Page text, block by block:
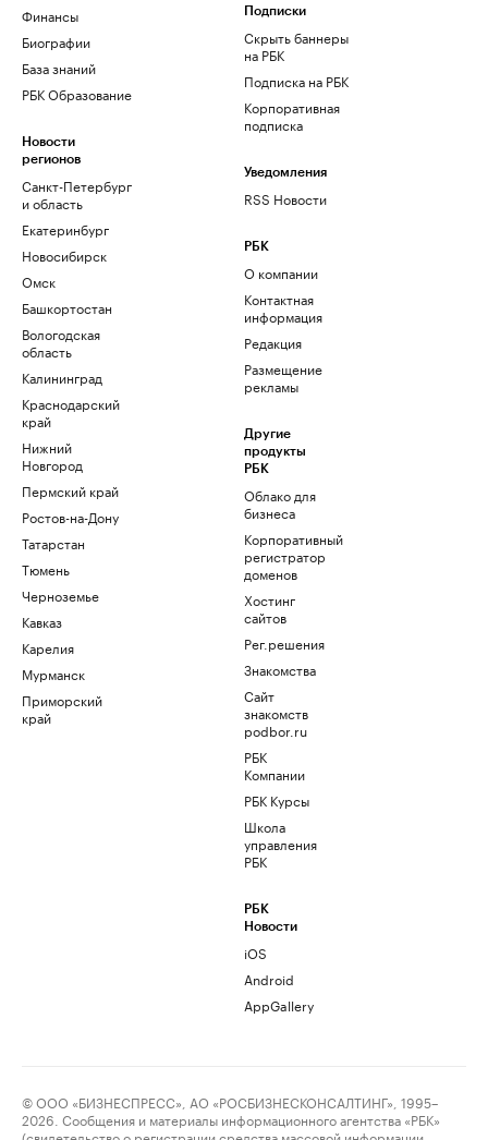
Финансы
Биографии
База знаний
РБК Образование
Новости
регионов
Санкт-Петербург
и область
Екатеринбург
Новосибирск
Омск
Башкортостан
Вологодская
область
Калининград
Краснодарский
край
Нижний
Новгород
Пермский край
Ростов-на-Дону
Татарстан
Тюмень
Черноземье
Кавказ
Карелия
Мурманск
Приморский
край
Подписки
Скрыть баннеры
на РБК
Подписка на РБК
Корпоративная
подписка
Уведомления
RSS Новости
РБК
О компании
Контактная
информация
Редакция
Размещение
рекламы
Другие
продукты
РБК
Облако для
бизнеса
Корпоративный
регистратор
доменов
Хостинг
сайтов
Рег.решения
Знакомства
Сайт
знакомств
podbor.ru
РБК
Компании
РБК Курсы
Школа
управления
РБК
РБК
Новости
iOS
Android
AppGallery
© ООО «БИЗНЕСПРЕСС», АО «РОСБИЗНЕСКОНСАЛТИНГ», 1995–
2026. Сообщения и материалы информационного агентства «РБК»